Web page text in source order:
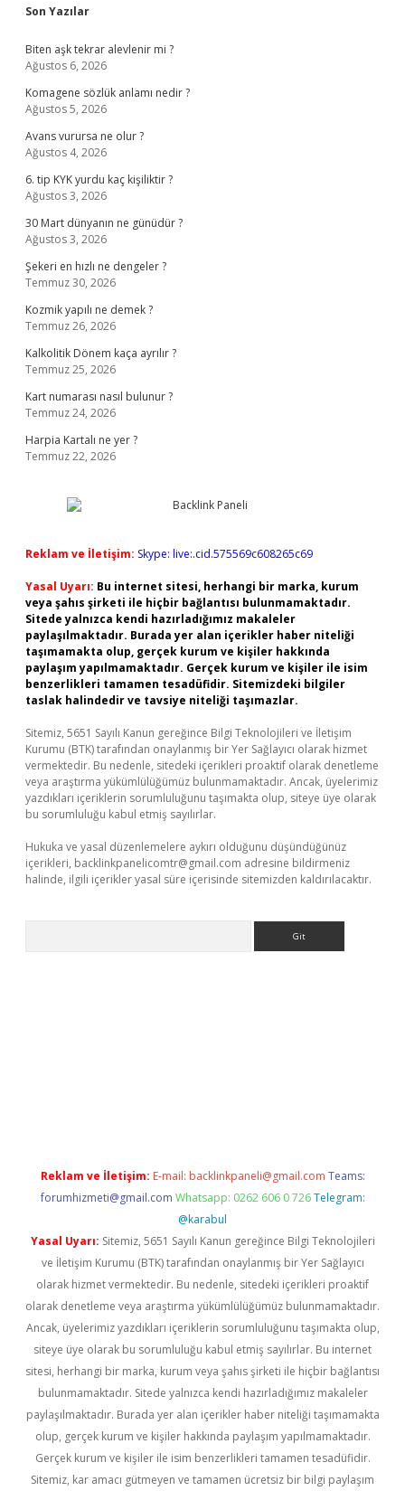
Sidebar
Son Yazılar
Biten aşk tekrar alevlenir mi ?
Ağustos 6, 2026
Komagene sözlük anlamı nedir ?
Ağustos 5, 2026
Avans vurursa ne olur ?
Ağustos 4, 2026
6. tip KYK yurdu kaç kişiliktir ?
Ağustos 3, 2026
30 Mart dünyanın ne günüdür ?
Ağustos 3, 2026
Şekeri en hızlı ne dengeler ?
Temmuz 30, 2026
Kozmik yapılı ne demek ?
Temmuz 26, 2026
Kalkolitik Dönem kaça ayrılır ?
Temmuz 25, 2026
Kart numarası nasıl bulunur ?
Temmuz 24, 2026
Harpia Kartalı ne yer ?
Temmuz 22, 2026
Reklam ve İletişim: Skype: live:.cid.575569c608265c69
Yasal Uyarı: Bu internet sitesi, herhangi bir marka, kurum
veya şahıs şirketi ile hiçbir bağlantısı bulunmamaktadır.
Sitede yalnızca kendi hazırladığımız makaleler
paylaşılmaktadır. Burada yer alan içerikler haber niteliği
taşımamakta olup, gerçek kurum ve kişiler hakkında
paylaşım yapılmamaktadır. Gerçek kurum ve kişiler ile isim
benzerlikleri tamamen tesadüfidir. Sitemizdeki bilgiler
taslak halindedir ve tavsiye niteliği taşımazlar.
Sitemiz, 5651 Sayılı Kanun gereğince Bilgi Teknolojileri ve İletişim
Kurumu (BTK) tarafından onaylanmış bir Yer Sağlayıcı olarak hizmet
vermektedir. Bu nedenle, sitedeki içerikleri proaktif olarak denetleme
veya araştırma yükümlülüğümüz bulunmamaktadır. Ancak, üyelerimiz
yazdıkları içeriklerin sorumluluğunu taşımakta olup, siteye üye olarak
bu sorumluluğu kabul etmiş sayılırlar.
Hukuka ve yasal düzenlemelere aykırı olduğunu düşündüğünüz
içerikleri, backlinkpanelicomtr@gmail.com adresine bildirmeniz
halinde, ilgili içerikler yasal süre içerisinde sitemizden kaldırılacaktır.
Reklam ve İletişim: E-mail: backlinkpaneli@gmail.com Teams:
forumhizmeti@gmail.com Whatsapp: 0262 606 0 726 Telegram:
@karabul
Yasal Uyarı: Sitemiz, 5651 Sayılı Kanun gereğince Bilgi Teknolojileri
ve İletişim Kurumu (BTK) tarafından onaylanmış bir Yer Sağlayıcı
olarak hizmet vermektedir. Bu nedenle, sitedeki içerikleri proaktif
olarak denetleme veya araştırma yükümlülüğümüz bulunmamaktadır.
Ancak, üyelerimiz yazdıkları içeriklerin sorumluluğunu taşımakta olup,
siteye üye olarak bu sorumluluğu kabul etmiş sayılırlar. Bu internet
sitesi, herhangi bir marka, kurum veya şahıs şirketi ile hiçbir bağlantısı
bulunmamaktadır. Sitede yalnızca kendi hazırladığımız makaleler
paylaşılmaktadır. Burada yer alan içerikler haber niteliği taşımamakta
olup, gerçek kurum ve kişiler hakkında paylaşım yapılmamaktadır.
Gerçek kurum ve kişiler ile isim benzerlikleri tamamen tesadüfidir.
Sitemiz, kar amacı gütmeyen ve tamamen ücretsiz bir bilgi paylaşım